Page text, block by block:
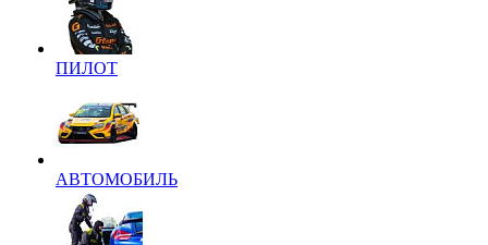
ПИЛОТ
АВТОМОБИЛЬ